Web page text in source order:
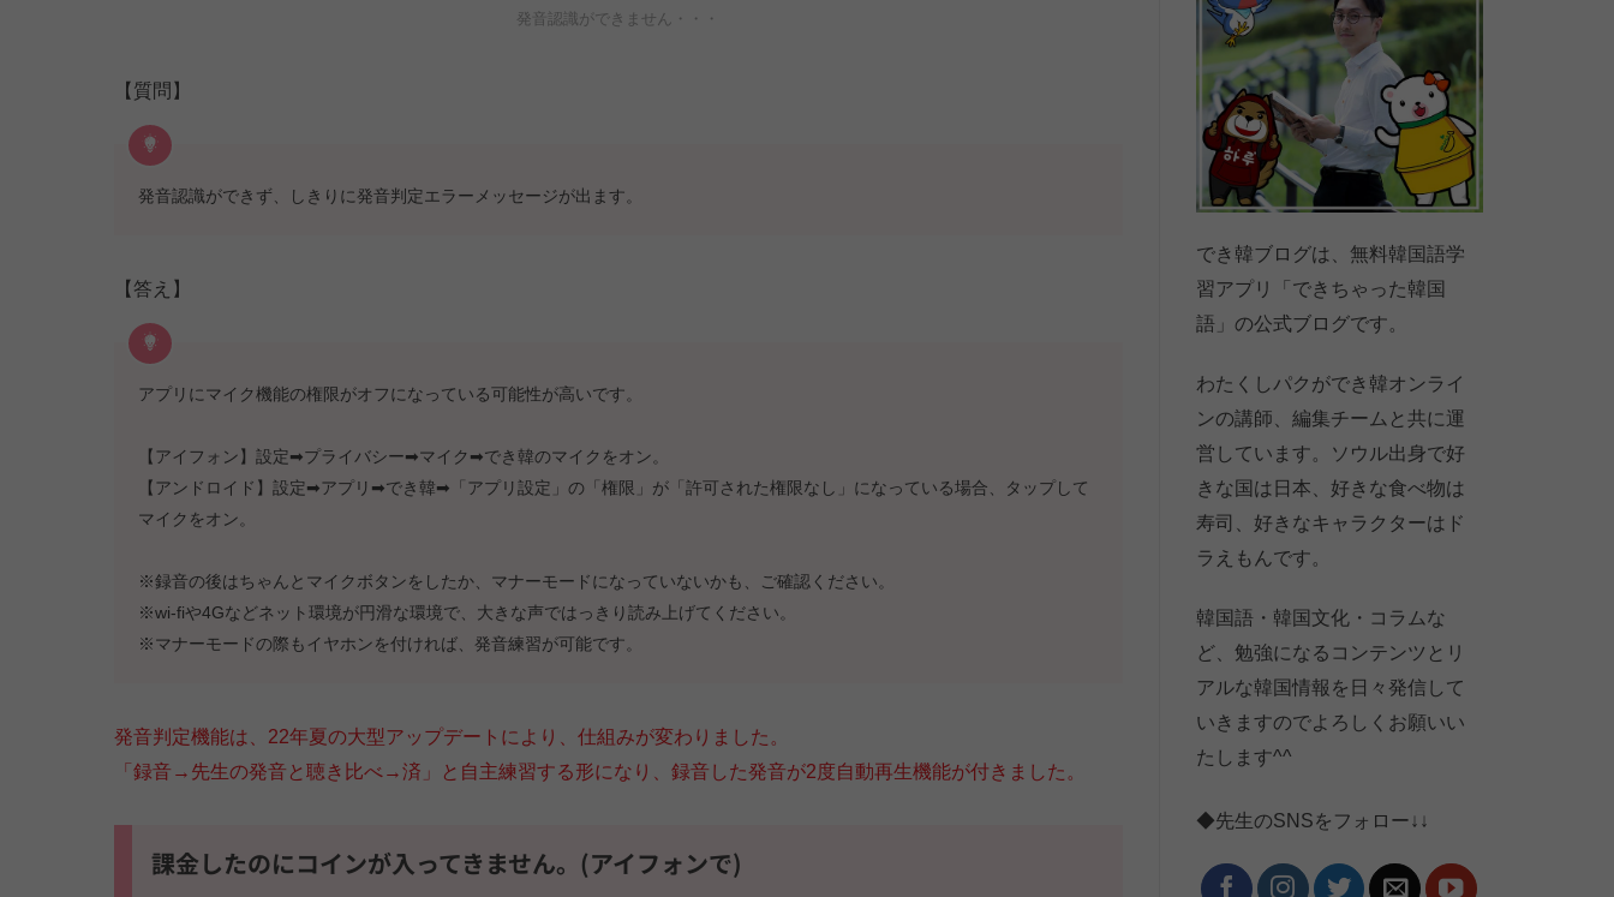
発音認識ができません・・・
【質問】
発音認識ができず、しきりに発音判定エラーメッセージが出ます。
【答え】
アプリにマイク機能の権限がオフになっている可能性が高いです。
【アイフォン】設定➡プライバシー➡マイク➡でき韓のマイクをオン。
【アンドロイド】設定➡アプリ➡でき韓➡「アプリ設定」の「権限」が「許可された権限なし」になっている場合、タップして
マイクをオン。
※録音の後はちゃんとマイクボタンをしたか、マナーモードになっていないかも、ご確認ください。
※wi-fiや4Gなどネット環境が円滑な環境で、大きな声ではっきり読み上げてください。
※マナーモードの際もイヤホンを付ければ、発音練習が可能です。
発音判定機能は、22年夏の大型アップデートにより、仕組みが変わりました。
「録音→先生の発音と聴き比べ→済」と自主練習する形になり、録音した発音が2度自動再生機能が付きました。
課金したのにコインが入ってきません。(アイフォンで)
でき韓ブログは、無料韓国語学
習アプリ「できちゃった韓国
語」の公式ブログです。
わたくしパクができ韓オンライ
ンの講師、編集チームと共に運
営しています。ソウル出身で好
きな国は日本、好きな食べ物は
寿司、好きなキャラクターはド
ラえもんです。
韓国語・韓国文化・コラムな
ど、勉強になるコンテンツとリ
アルな韓国情報を日々発信して
いきますのでよろしくお願いい
たします^^
◆先生のSNSをフォロー↓↓